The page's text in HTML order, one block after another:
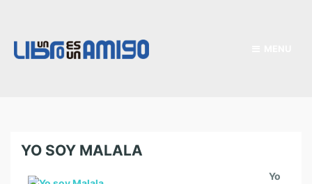
YO SOY MALALA
Yo